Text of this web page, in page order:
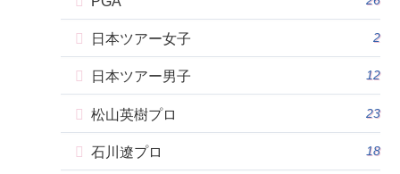
日本ツアー女子 2
日本ツアー男子 12
松山英樹プロ 23
石川遼プロ 18